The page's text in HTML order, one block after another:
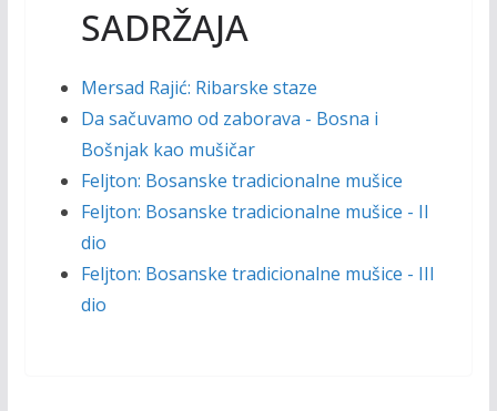
SADRŽAJA
Mersad Rajić: Ribarske staze
Da sačuvamo od zaborava - Bosna i
Bošnjak kao mušičar
Feljton: Bosanske tradicionalne mušice
Feljton: Bosanske tradicionalne mušice - II
dio
Feljton: Bosanske tradicionalne mušice - III
dio